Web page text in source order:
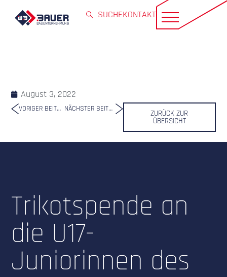
SUCHEKONTAKT
August 3, 2022
VORIGER BEITRAG NÄCHSTER BEITRAG ZURÜCK ZUR
ÜBERSICHT
Trikotspende an
die U17-
Juniorinnen des